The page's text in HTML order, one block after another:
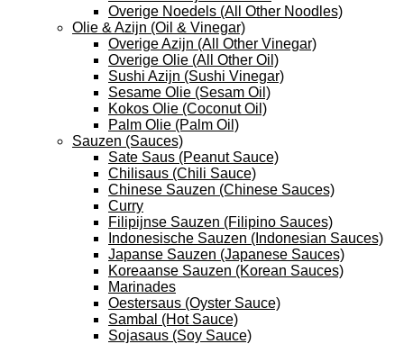
Overige Noedels (All Other Noodles)
Olie & Azijn (Oil & Vinegar)
Overige Azijn (All Other Vinegar)
Overige Olie (All Other Oil)
Sushi Azijn (Sushi Vinegar)
Sesame Olie (Sesam Oil)
Kokos Olie (Coconut Oil)
Palm Olie (Palm Oil)
Sauzen (Sauces)
Sate Saus (Peanut Sauce)
Chilisaus (Chili Sauce)
Chinese Sauzen (Chinese Sauces)
Curry
Filipijnse Sauzen (Filipino Sauces)
Indonesische Sauzen (Indonesian Sauces)
Japanse Sauzen (Japanese Sauces)
Koreaanse Sauzen (Korean Sauces)
Marinades
Oestersaus (Oyster Sauce)
Sambal (Hot Sauce)
Sojasaus (Soy Sauce)